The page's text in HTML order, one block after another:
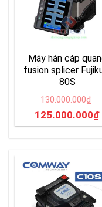
Máy hàn cáp
fusion splicer
80S
130.000.000₫
Original
price
130.000.000₫.
125.000.000₫